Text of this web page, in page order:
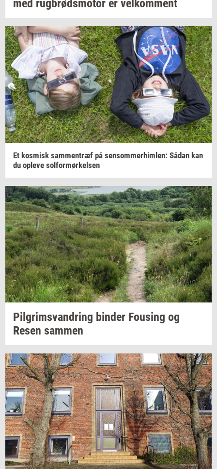
med rug­brøds­mo­tor er vel­kom­ment
Et kos­misk sam­men­træf på sen­som­mer­him­len: Sådan kan
du op­le­ve sol­for­mør­kel­sen
Pil­grims­van­dring bin­der Fou­sing og
Resen sam­men